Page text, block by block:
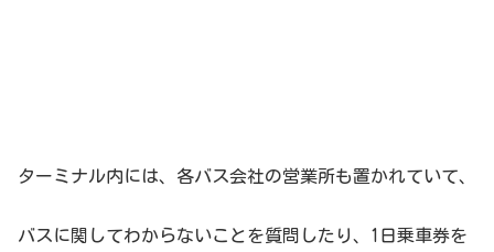
ターミナル内には、各バス会社の営業所も置かれていて、
バスに関してわからないことを質問したり、1日乗車券を